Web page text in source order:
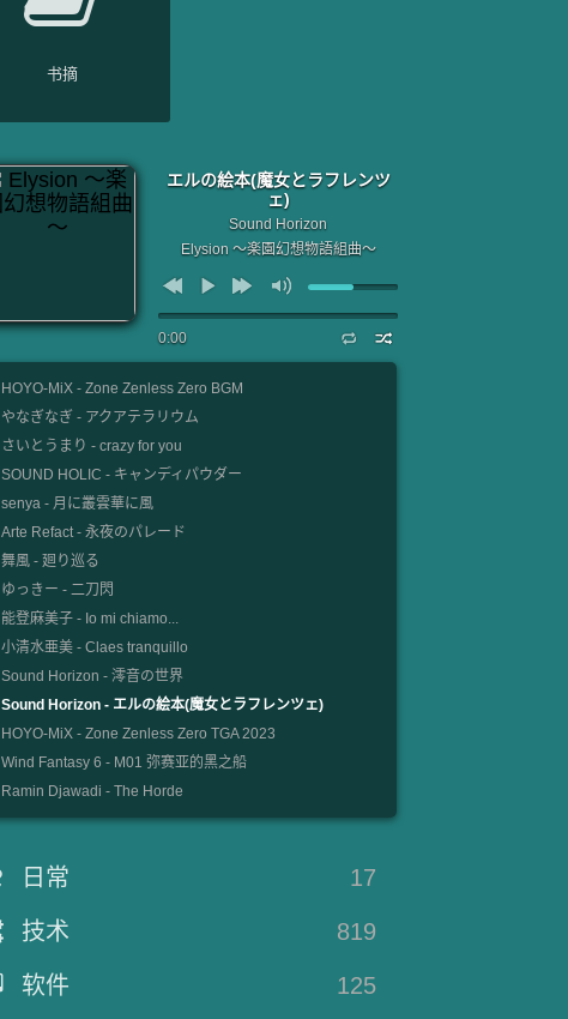
书摘
エルの絵本(魔女とラフレンツ
ェ)
Sound Horizon
Elysion ～楽園幻想物語組曲～
0:00
HOYO-MiX - Zone Zenless Zero BGM
やなぎなぎ - アクアテラリウム
さいとうまり - crazy for you
SOUND HOLIC - キャンディパウダー
senya - 月に叢雲華に風
Arte Refact - 永夜のパレード
舞風 - 廻り巡る
ゆっきー - 二刀閃
能登麻美子 - Io mi chiamo...
小清水亜美 - Claes tranquillo
Sound Horizon - 澪音の世界
Sound Horizon - エルの絵本(魔女とラフレンツェ)
HOYO-MiX - Zone Zenless Zero TGA 2023
Wind Fantasy 6 - M01 弥赛亚的黑之船
Ramin Djawadi - The Horde
日常 17
技术 819
软件 125